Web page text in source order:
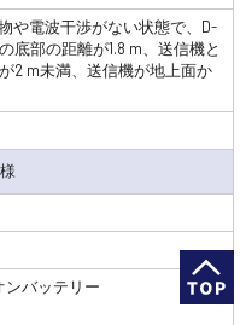
や電波干渉がない状態で、D-
底部の距離が1.8 m、送信機と
2 m未満、送信機が地上面か
ンバッテリー